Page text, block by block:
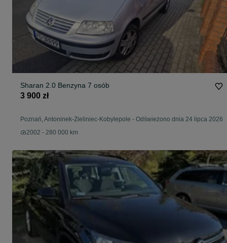
Sharan 2.0 Benzyna 7 osób
3 900 zł
Poznań, Antoninek-Zieliniec-Kobylepole - Odświeżono dnia 24 lipca 2026
2002 - 280 000 km